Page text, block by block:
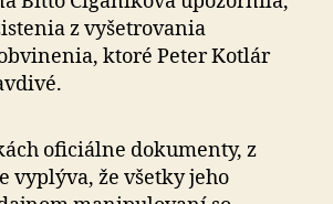
z vyšetrovania
ktoré Peter Kotlár
oficiálne dokumenty, z
vyplýva, že všetky jeho